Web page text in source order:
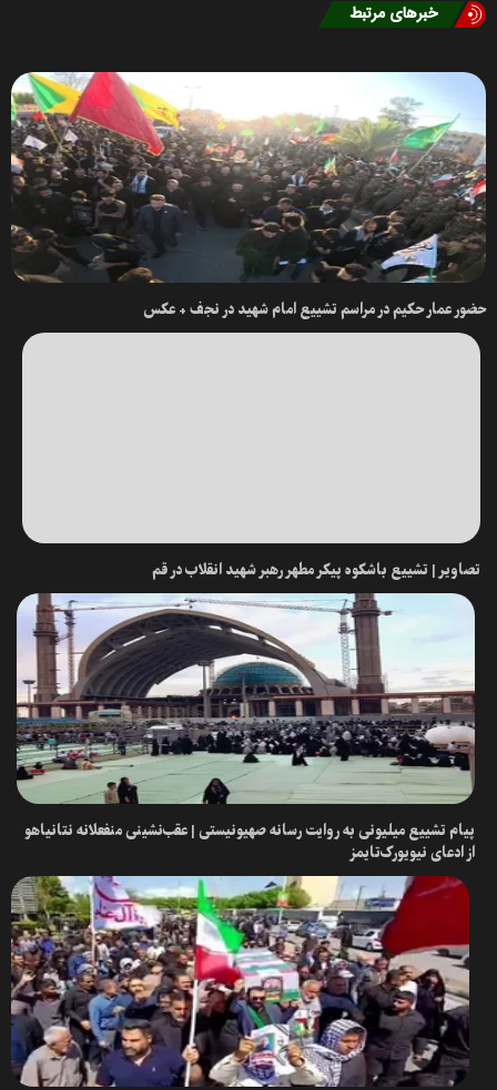
خبرهای مرتبط
حضور عمار حکیم در مراسم تشییع امام شهید در نجف + عکس
تصاویر | تشییع باشکوه پیکر مطهر رهبر شهید انقلاب در قم
پیام تشییع میلیونی به روایت رسانه صهیونیستی | عقب‌نشینی منفعلانه نتانیاهو
از ادعای نیویورک‌تایمز